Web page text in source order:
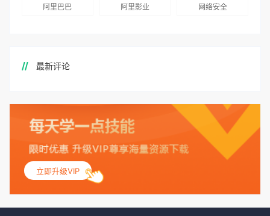
阿里巴巴 阿里影业 网络安全
最新评论
立即升级VIP